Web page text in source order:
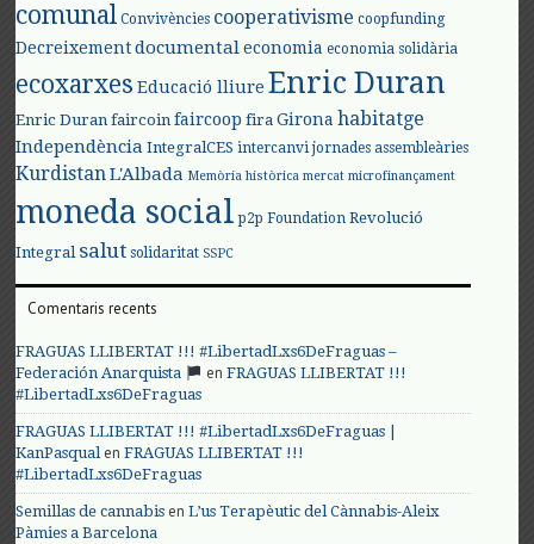
comunal Convivències cooperativisme coopfunding
Decreixement documental economia economia solidària
ecoxarxes Educació lliure Enric Duran
Enric Duran faircoin faircoop fira Girona habitatge
Independència IntegralCES intercanvi jornades assembleàries
KurdistanL'Albada Memòria històrica mercat microfinançament
moneda social p2p Foundation Revolució
Integral salut solidaritat SSPC
Comentaris recents
FRAGUAS LLIBERTAT !!! #LibertadLxs6DeFraguas –
Federación Anarquista
enFRAGUAS LLIBERTAT !!!
#LibertadLxs6DeFraguas
FRAGUAS LLIBERTAT !!! #LibertadLxs6DeFraguas |
KanPasqualenFRAGUAS LLIBERTAT !!!
#LibertadLxs6DeFraguas
Semillas de cannabis enL’us Terapèutic del Cànnabis-Aleix
Pàmies a Barcelona